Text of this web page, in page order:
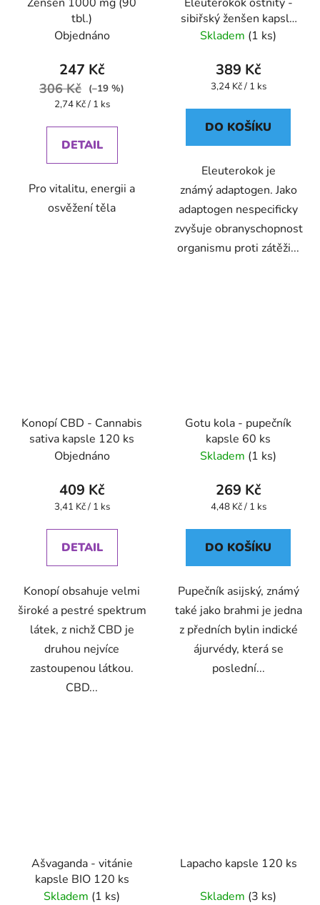
tbl.)
Objednáno
247 Kč
306 Kč
(–19 %)
Měrná
2,74 Kč / 1 ks
DETAIL
Pro vitalitu, energii a
osvěžení těla
sibiřský ženšen kapsle
120 ks
Skladem (1 ks)
389 Kč
Měrná
3,24 Kč / 1 ks
DO KOŠÍKU
Eleuterokok je
známý adaptogen. Jako
adaptogen nespecificky
zvyšuje obranyschopnost
organismu proti zátěži...
Konopí CBD - Cannabis
sativa kapsle 120 ks
Objednáno
409 Kč
Měrná
3,41 Kč / 1 ks
DETAIL
Konopí obsahuje velmi
široké a pestré spektrum
látek, z nichž CBD je
druhou nejvíce
zastoupenou látkou.
CBD...
Gotu kola - pupečník
kapsle 60 ks
Skladem (1 ks)
269 Kč
Měrná
4,48 Kč / 1 ks
DO KOŠÍKU
Pupečník asijský, známý
také jako brahmi je jedna
z předních bylin indické
ájurvédy, která se
poslední...
Ašvaganda - vitánie
kapsle BIO 120 ks
Skladem (1 ks)
Lapacho kapsle 120 ks
Skladem (3 ks)